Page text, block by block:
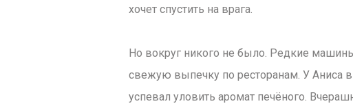
хочет спустить на врага.
Но вокруг никого не было. Редкие
свежую выпечку по ресторанам. У Аниса
успевал уловить аромат печёного.